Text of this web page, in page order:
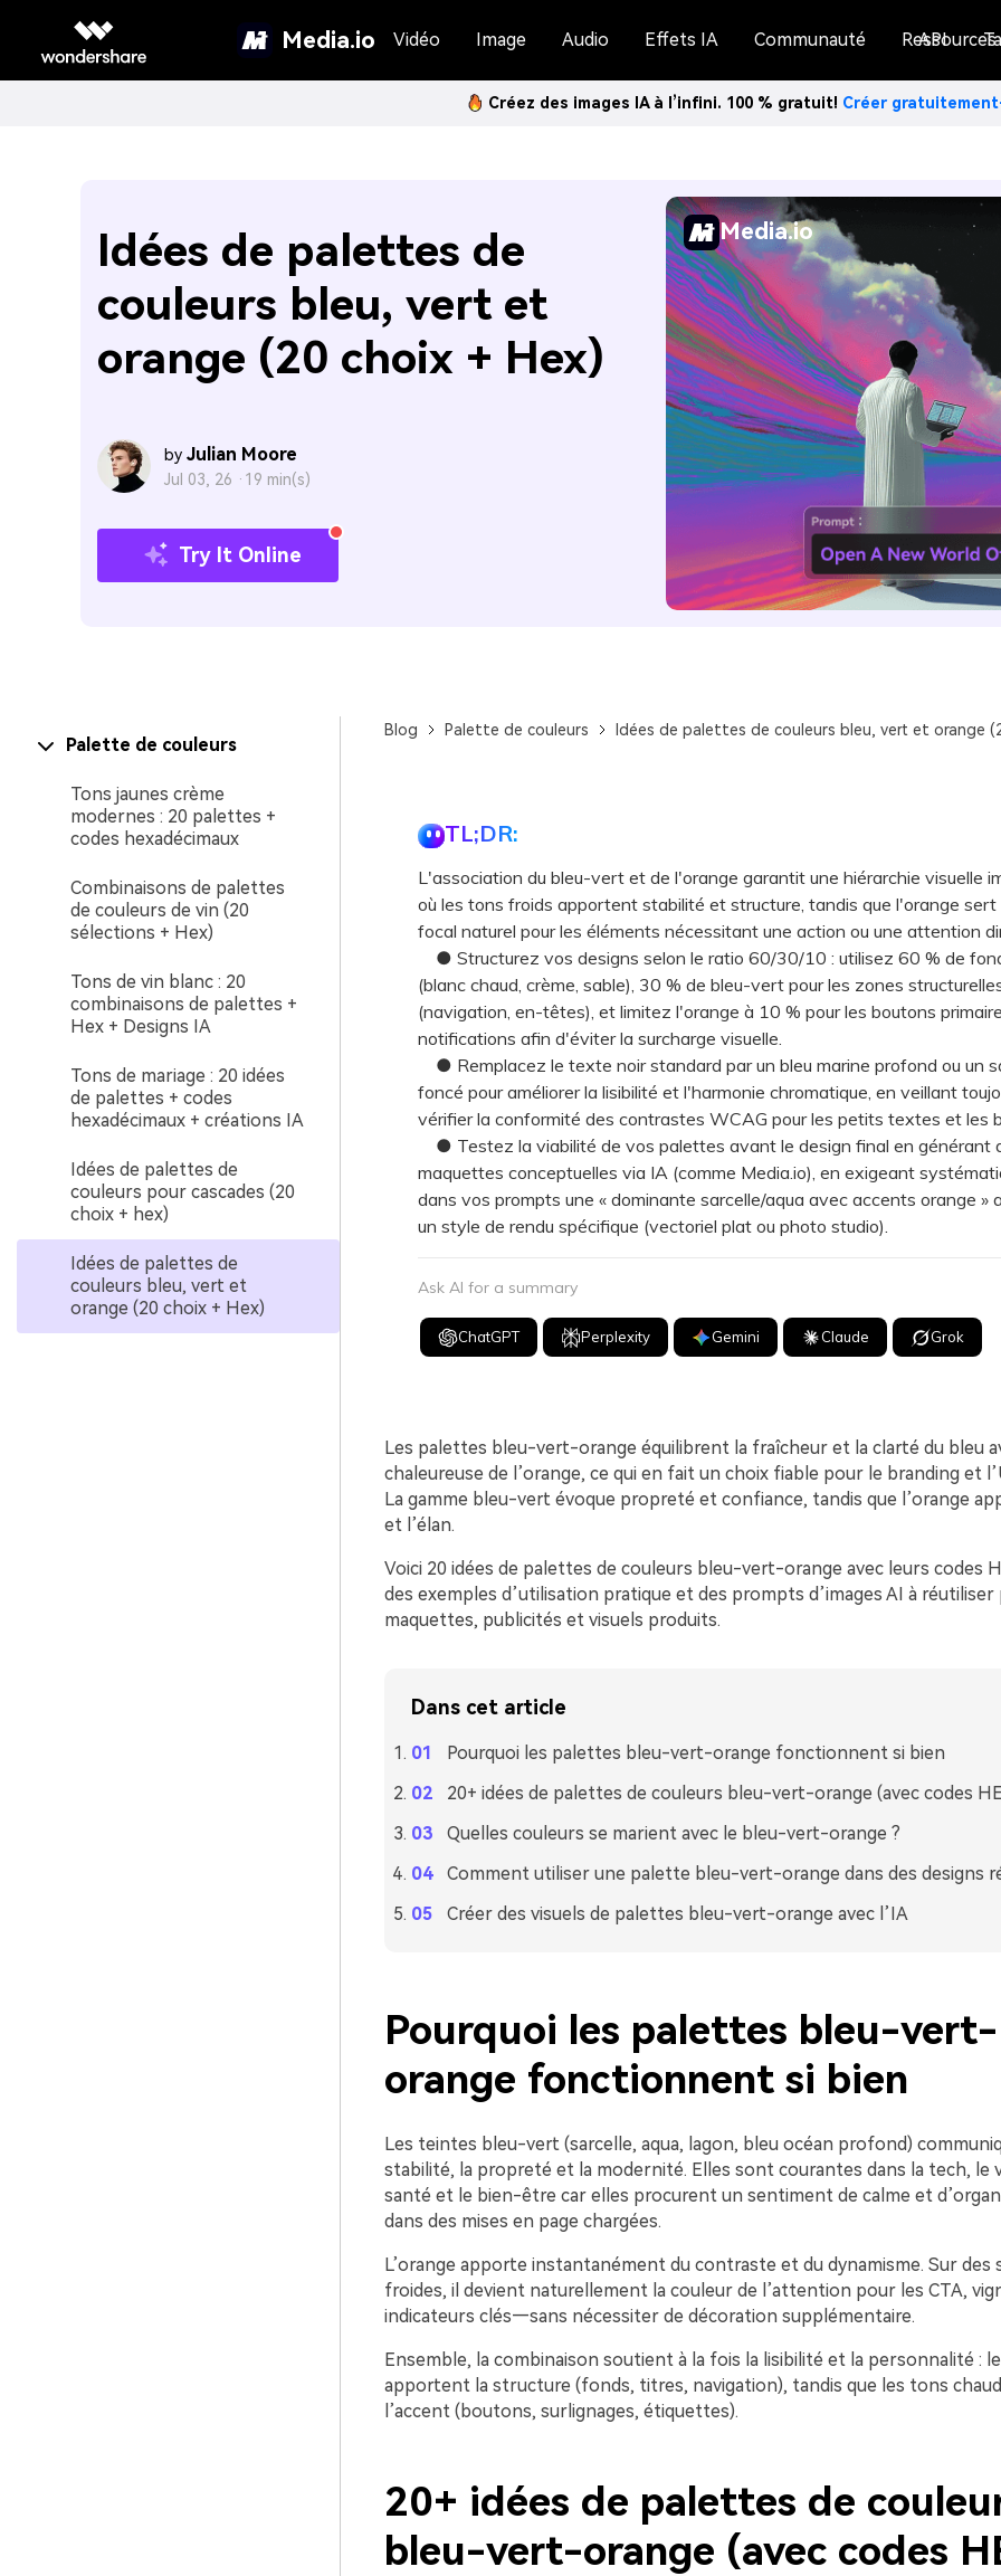
Media.io Vidéo Image Audio Effets IA Communauté Ressources
API
Créez des images IA à l’infini. 100 % gratuit! Créer
Idées de palettes de
couleurs bleu, vert et
orange (20 choix + Hex)
by Julian Moore
Jul 03, 26 · 19 min(s)
Try It Online
Media.io
Palette de couleurs
Tons jaunes crème
modernes : 20 palettes +
codes hexadécimaux
Combinaisons de palettes
de couleurs de vin (20
sélections + Hex)
Tons de vin blanc : 20
combinaisons de palettes +
Hex + Designs IA
Tons de mariage : 20 idées
de palettes + codes
hexadécimaux + créations IA
Idées de palettes de
couleurs pour cascades (20
choix + hex)
Idées de palettes de
couleurs bleu, vert et
orange (20 choix + Hex)
Blog Palette de couleurs Idées de palettes de couleurs bleu, vert et orange
TL;DR:
L'association du bleu-vert et de l'orange garantit une hiérarchie visuelle
où les tons froids apportent stabilité et structure, tandis que l'orange sert
focal naturel pour les éléments nécessitant une action ou une attention
● Structurez vos designs selon le ratio 60/30/10 : utilisez 60 % de
(blanc chaud, crème, sable), 30 % de bleu-vert pour les zones
(navigation, en-têtes), et limitez l'orange à 10 % pour les boutons
notifications afin d'éviter la surcharge visuelle.
● Remplacez le texte noir standard par un bleu marine profond ou un
foncé pour améliorer la lisibilité et l'harmonie chromatique, en veillant
vérifier la conformité des contrastes WCAG pour les petits textes et les
● Testez la viabilité de vos palettes avant le design final en générant
maquettes conceptuelles via IA (comme Media.io), en exigeant
dans vos prompts une « dominante sarcelle/aqua avec accents orange »
un style de rendu spécifique (vectoriel plat ou photo studio).
Ask AI for a summary
ChatGPT Perplexity Gemini Claude Grok
Les palettes bleu-vert-orange équilibrent la fraîcheur et la clarté du bleu
chaleureuse de l’orange, ce qui en fait un choix fiable pour le branding et
La gamme bleu-vert évoque propreté et confiance, tandis que l’orange
et l’élan.
Voici 20 idées de palettes de couleurs bleu-vert-orange avec leurs codes
des exemples d’utilisation pratique et des prompts d’images AI à réutiliser
maquettes, publicités et visuels produits.
Dans cet article
Pourquoi les palettes bleu-vert-orange fonctionnent si bien
20+ idées de palettes de couleurs bleu-vert-orange (avec codes
Quelles couleurs se marient avec le bleu-vert-orange ?
Comment utiliser une palette bleu-vert-orange dans des designs
Créer des visuels de palettes bleu-vert-orange avec l’IA
Pourquoi les palettes bleu-vert-
orange fonctionnent si bien
Les teintes bleu-vert (sarcelle, aqua, lagon, bleu océan profond)
stabilité, la propreté et la modernité. Elles sont courantes dans la tech, le
santé et le bien-être car elles procurent un sentiment de calme et
dans des mises en page chargées.
L’orange apporte instantanément du contraste et du dynamisme. Sur des
froides, il devient naturellement la couleur de l’attention pour les CTA,
indicateurs clés—sans nécessiter de décoration supplémentaire.
Ensemble, la combinaison soutient à la fois la lisibilité et la personnalité :
apportent la structure (fonds, titres, navigation), tandis que les tons
l’accent (boutons, surlignages, étiquettes).
20+ idées de palettes de
bleu-vert-orange (avec codes